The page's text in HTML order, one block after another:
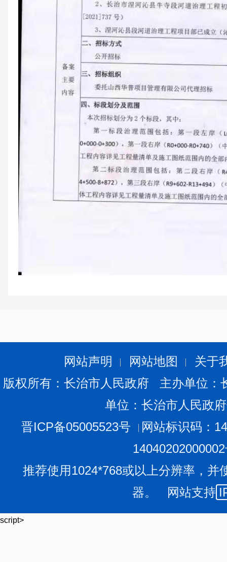
网站声明 网站地图
关于
版权所有：长治市人民政府 主办单位
单位：长治市人民政
晋ICP备05005523号
网站标识码：
推荐使用1024*768或以上分辨率，并
器。 网站支持
script>